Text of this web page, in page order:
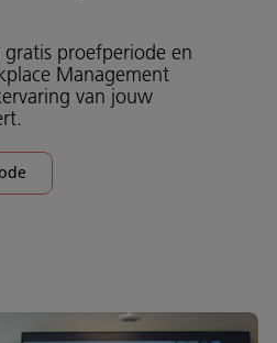
proefperiode en
Management
van jouw